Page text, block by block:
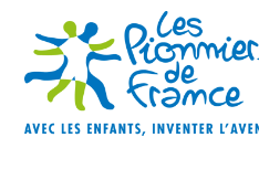
content